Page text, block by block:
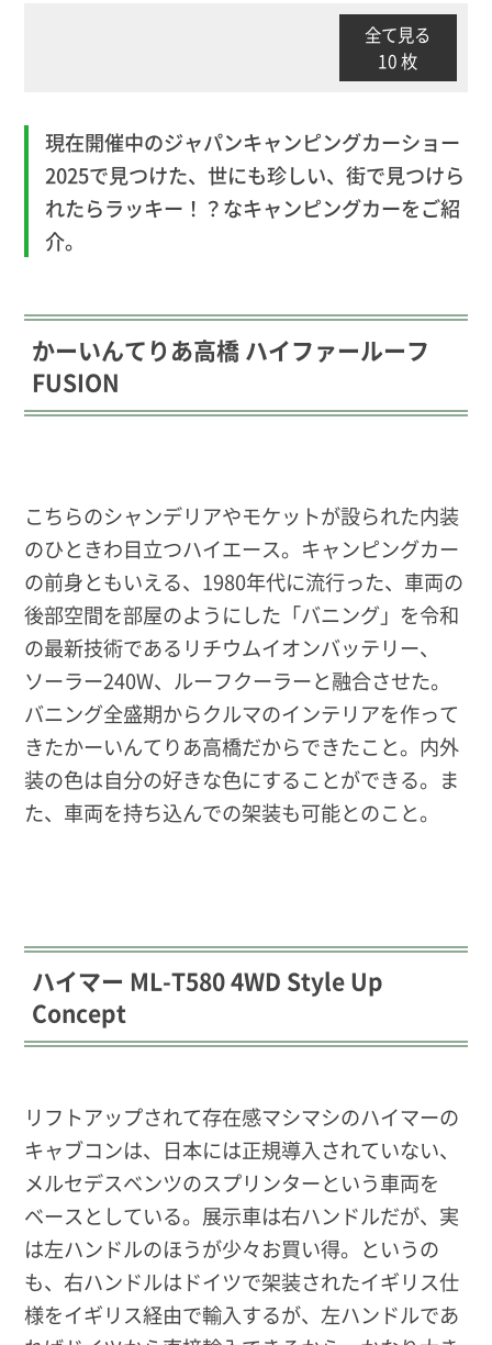
全て見る
10 枚
現在開催中のジャパンキャンピングカーショー
2025で見つけた、世にも珍しい、街で見つけら
れたらラッキー！？なキャンピングカーをご紹
介。
かーいんてりあ高橋 ハイファールーフ
FUSION
こちらのシャンデリアやモケットが設られた内装
のひときわ目立つハイエース。キャンピングカー
の前身ともいえる、 1980年代に流行った、車両の
後部空間を部屋のようにした「バニング」を令和
の最新技術であるリチウムイオンバッテリー、
ソーラー240W、ルーフクーラーと融合させた。
バニング全盛期からクルマのインテリアを作って
きたかーいんてりあ高橋だからできたこと。内外
装の色は自分の好きな色にすることができる。ま
た、車両を持ち込んでの架装も可能とのこと。
ハイマー ML-T580 4WD Style Up
Concept
リフトアップされて存在感マシマシのハイマーの
キャブコンは、日本には正規導入されていない、
メルセデスベンツのスプリンターという車両を
ベースとしている。展示車は右ハンドルだが、実
は左ハンドルのほうが少々お買い得。というの
も、右ハンドルはドイツで架装されたイギリス仕
様をイギリス経由で輸入するが、左ハンドルであ